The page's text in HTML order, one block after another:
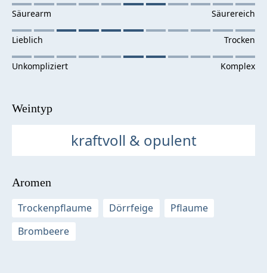
Weintyp
kraftvoll & opulent
Aromen
Trockenpflaume
Dörrfeige
Pflaume
Brombeere